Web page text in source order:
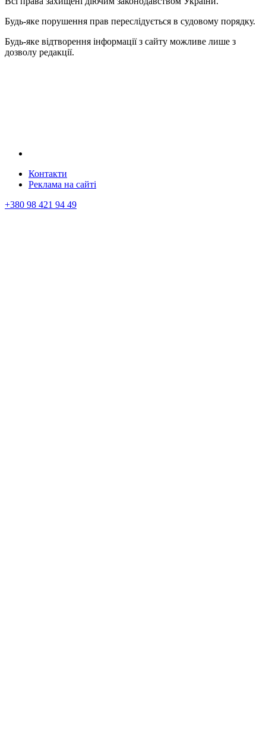
Будь-яке порушення прав переслідується в судовому порядку.
Будь-яке відтворення інформації з сайту можливе лише з
дозволу редакції.
Контакти
Реклама на сайтi
+380 98 421 94 49